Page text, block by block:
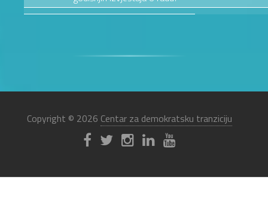
Copyright © 2026 Centar za demokratsku tranziciju